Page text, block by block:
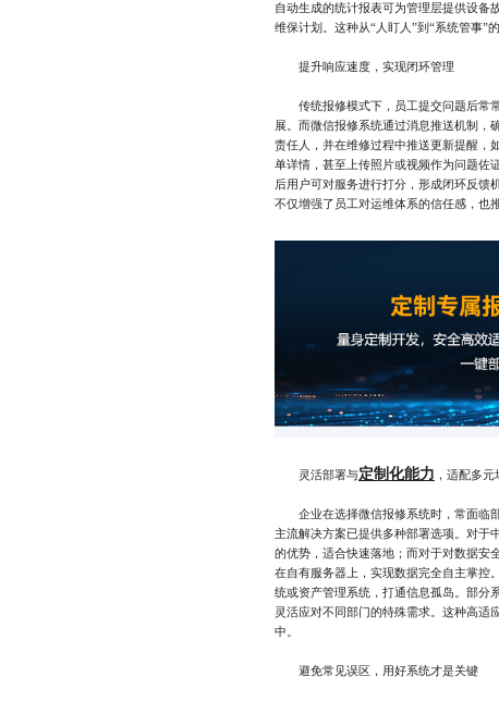
自动生成的统计报表可为管理层提供设备
维保计划。这种从“人盯人”到“系统管事”
提升响应速度，实现闭环管理
传统报修模式下，员工提交问题后常常
展。而微信报修系统通过消息推送机制，
责任人，并在维修过程中推送更新提醒，
单详情，甚至上传照片或视频作为问题佐
后用户可对服务进行打分，形成闭环反馈
不仅增强了员工对运维体系的信任感，也
灵活部署与定制化能力 ，适配多元
企业在选择微信报修系统时，常面临部
主流解决方案已提供多种部署选项。对于
的优势，适合快速落地；而对于对数据安
在自有服务器上，实现数据完全自主掌控
统或资产管理系统，打通信息孤岛。部分
灵活应对不同部门的特殊需求。这种高适
中。
避免常见误区，用好系统才是关键